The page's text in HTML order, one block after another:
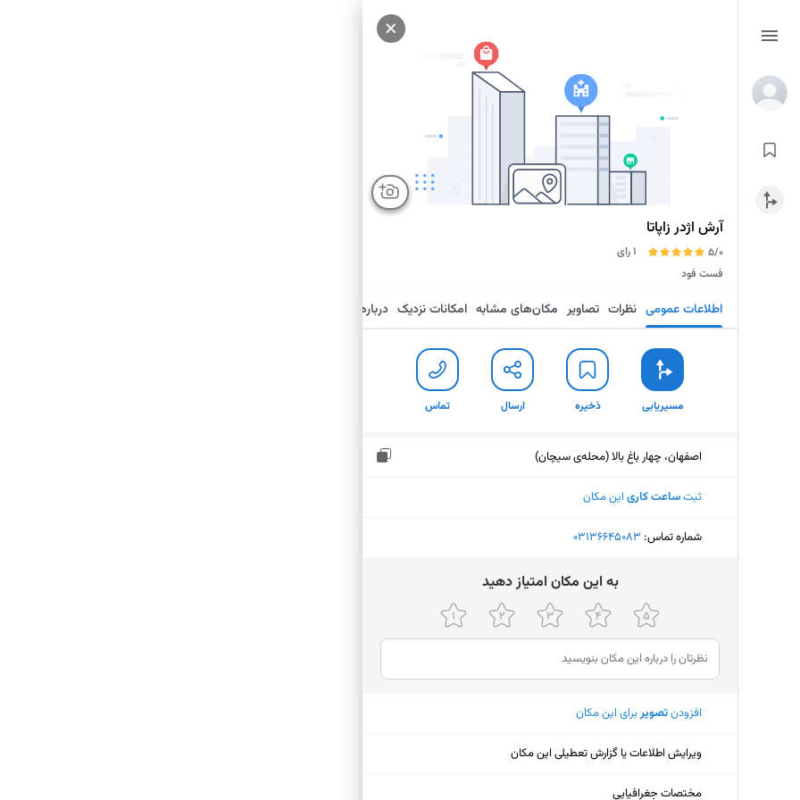
آرش اژدر زاپاتا
5/0
1 رای
فست فود
اطلاعات عمومی نظرات تصاویر مکان‌های مشابه امکانات نزدیک درباره
مسیریابی ذخیره ارسال تماس
اصفهان، چهار باغ بالا (محله‌ی سیچان)
ثبتساعت کاری این مکان
شماره تماس: ‎03136645083
ﺑﻪ اﯾﻦ ﻣﮑﺎن اﻣﺘﯿﺎز دﻫﯿﺪ
افزودنتصویربرای این مکان
ویرایش اطلاعات یا گزارش تعطیلی این مکان
مختصات جغرافیایی